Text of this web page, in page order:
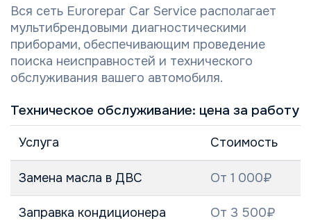
Вся сеть Eurorepar Car Service располагает
мультибрендовыми диагностическими
приборами, обеспечивающим проведение
поиска неисправностей и технического
обслуживания вашего автомобиля.
Техническое обслуживание: цена за работу
Услуга Стоимость
Замена масла в ДВС От 1 000₽
Заправка кондиционера От 3 500₽